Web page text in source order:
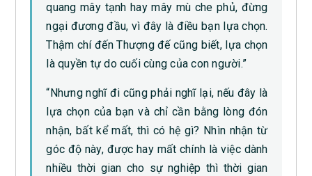
quang mây tạnh hay mây mù che phủ, đừng
ngại đương đầu, vì đây là điều bạn lựa chọn.
Thậm chí đến Thượng đế cũng biết, lựa chọn
là quyền tự do cuối cùng của con người.”
“Nhưng nghĩ đi cũng phải nghĩ lại, nếu đây là
lựa chọn của bạn và chỉ cần bằng lòng đón
nhận, bất kể mất, thì có hệ gì? Nhìn nhận từ
góc độ này, được hay mất chính là việc dành
nhiều thời gian cho sự nghiệp thì thời gian